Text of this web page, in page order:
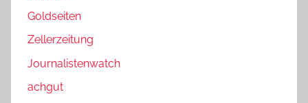
Goldseiten
Zellerzeitung
Journalistenwatch
achgut